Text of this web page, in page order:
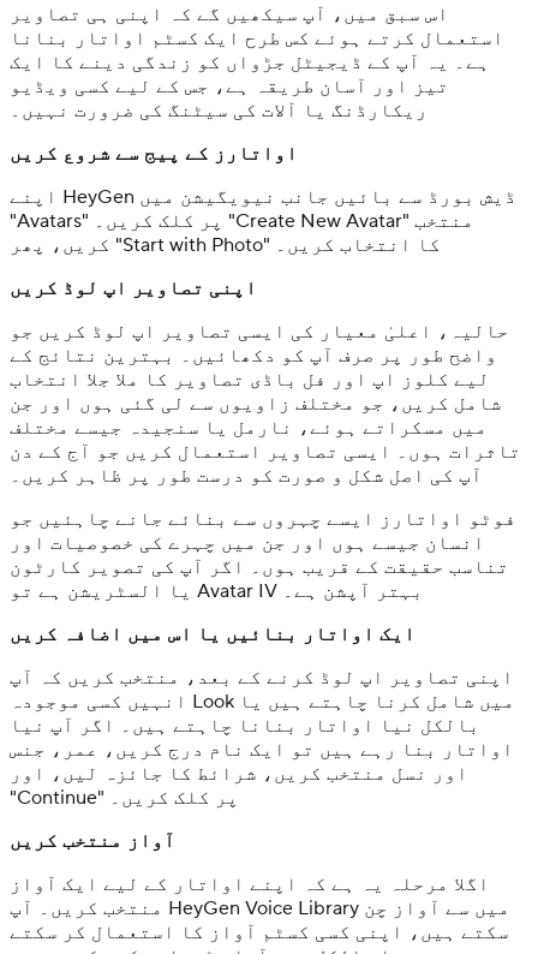
اس سبق میں، آپ سیکھیں گے کہ اپنی ہی تصاویر
استعمال کرتے ہوئے کس طرح ایک کسٹم اواتار بنانا
ہے۔ یہ آپ کے ڈیجیٹل جڑواں کو زندگی دینے کا ایک
تیز اور آسان طریقہ ہے، جس کے لیے کسی ویڈیو
ریکارڈنگ یا آلات کی سیٹنگ کی ضرورت نہیں۔
اواتارز کے پیج سے شروع کریں
اپنے HeyGen ڈیش بورڈ سے بائیں جانب نیویگیشن میں
"Avatars" پر کلک کریں۔ "Create New Avatar" منتخب
کریں، پھر "Start with Photo" کا انتخاب کریں۔
اپنی تصاویر اپ لوڈ کریں
حالیہ، اعلیٰ معیار کی ایسی تصاویر اپ لوڈ کریں جو
واضح طور پر صرف آپ کو دکھائیں۔ بہترین نتائج کے
لیے کلوز اپ اور فل باڈی تصاویر کا ملا جلا انتخاب
شامل کریں، جو مختلف زاویوں سے لی گئی ہوں اور جن
میں مسکراتے ہوئے، نارمل یا سنجیدہ جیسے مختلف
تاثرات ہوں۔ ایسی تصاویر استعمال کریں جو آج کے دن
آپ کی اصل شکل و صورت کو درست طور پر ظاہر کریں۔
فوٹو اواتارز ایسے چہروں سے بنائے جانے چاہئیں جو
انسان جیسے ہوں اور جن میں چہرے کی خصوصیات اور
تناسب حقیقت کے قریب ہوں۔ اگر آپ کی تصویر کارٹون
یا السٹریشن ہے تو Avatar IV بہتر آپشن ہے۔
ایک اواتار بنائیں یا اس میں اضافہ کریں
اپنی تصاویر اپ لوڈ کرنے کے بعد، منتخب کریں کہ آپ
انہیں کسی موجودہ Look میں شامل کرنا چاہتے ہیں یا
بالکل نیا اواتار بنانا چاہتے ہیں۔ اگر آپ نیا
اواتار بنا رہے ہیں تو ایک نام درج کریں، عمر، جنس
اور نسل منتخب کریں، شرائط کا جائزہ لیں، اور
"Continue" پر کلک کریں۔
آواز منتخب کریں
اگلا مرحلہ یہ ہے کہ اپنے اواتار کے لیے ایک آواز
منتخب کریں۔ آپ HeyGen Voice Library میں سے آواز چن
سکتے ہیں، اپنی کسی کسٹم آواز کا استعمال کر سکتے